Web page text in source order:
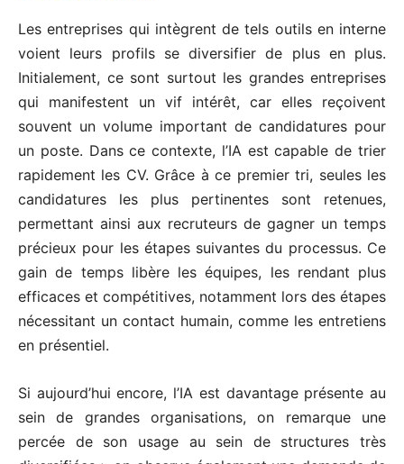
Les entreprises qui intègrent de tels outils en interne
voient leurs profils se diversifier de plus en plus.
Initialement, ce sont surtout les grandes entreprises
qui manifestent un vif intérêt, car elles reçoivent
souvent un volume important de candidatures pour
un poste. Dans ce contexte, l’IA est capable de trier
rapidement les CV. Grâce à ce premier tri, seules les
candidatures les plus pertinentes sont retenues,
permettant ainsi aux recruteurs de gagner un temps
précieux pour les étapes suivantes du processus. Ce
gain de temps libère les équipes, les rendant plus
efficaces et compétitives, notamment lors des étapes
nécessitant un contact humain, comme les entretiens
en présentiel.
Si aujourd’hui encore, l’IA est davantage présente au
sein de grandes organisations, on remarque une
percée de son usage au sein de structures très